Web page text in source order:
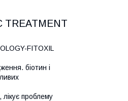
TREATMENT
FITOXIL
біотин і
проблему